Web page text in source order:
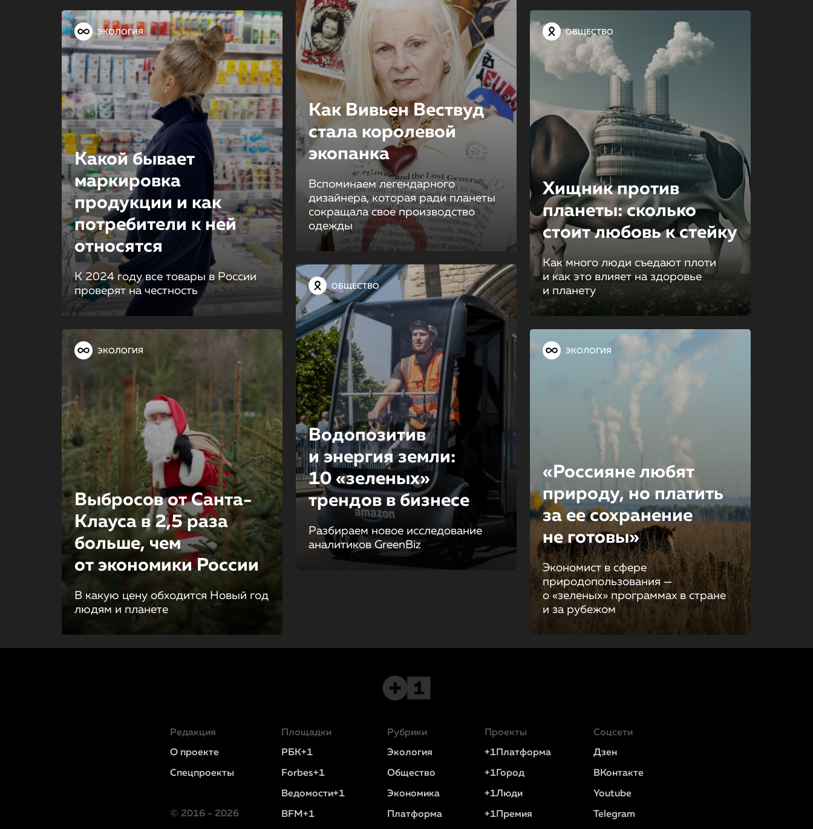
Как Вивьен Вествуд
стала королевой
экопанка
Вспоминаем легендарного
дизайнера, которая ради планеты
сокращала свое производство
одежды
ЭКОЛОГИЯ
Какой бывает
маркировка
продукции и как
потребители к ней
относятся
К 2024 году все товары в России
проверят на честность
ОБЩЕСТВО
Хищник против
планеты: сколько
стоит любовь к стейку
Как много люди съедают плоти
и как это влияет на здоровье
и планету
ОБЩЕСТВО
Водопозитив
и энергия земли:
10 «зеленых»
трендов в бизнесе
Разбираем новое исследование
аналитиков GreenBiz
ЭКОЛОГИЯ
Выбросов от Санта-
Клау­са в 2,5 раза
больше, чем
от экономики России
В какую цену обходится Новый год
людям и планете
ЭКОЛОГИЯ
«Россияне любят
природу, но платить
за ее сохране­ние
не готовы»
Экономист в сфере
природопользования —
о «зеленых» программах в стране
и за рубежом
Редакция
О проекте
Спецпроекты
© 2016 - 2026
Площадки
РБК+1
Forbes+1
Ведомости+1
BFM+1
Рубрики
Экология
Общество
Экономика
Платформа
Проекты
+1Платформа
+1Город
+1Люди
+1Премия
Соцсети
Дзен
ВКонтакте
Youtube
Telegram